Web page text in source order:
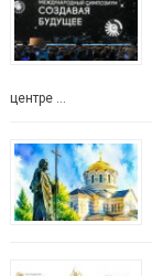
центре …